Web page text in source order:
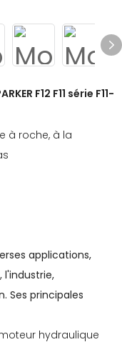
F12 F11 série F11-
à roche, à la
applications,
l'industrie,
Ses principales
hydraulique